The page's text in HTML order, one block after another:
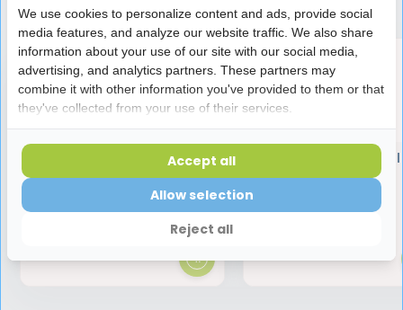
GUM Sonic Daily Elektrische
GUM HaliControl
Tongreiniger
We use cookies to personalize content and ads, provide social
media features, and analyze our website traffic. We also share
information about your use of our site with our social media,
advertising, and analytics partners. These partners may
combine it with other information you've provided to them or that
they've collected from your use of their services.
Reject all
Allow selection
Accept all